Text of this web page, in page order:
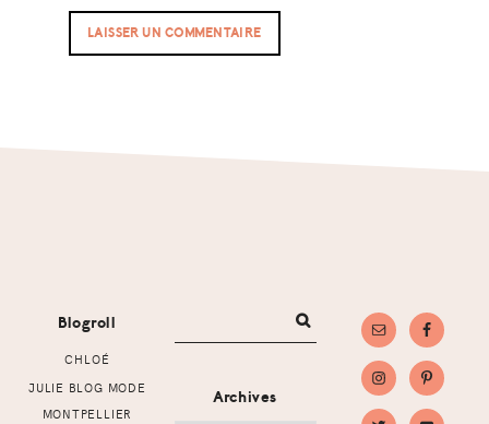
Blogroll
CHLOÉ
JULIE BLOG MODE
MONTPELLIER
Archives